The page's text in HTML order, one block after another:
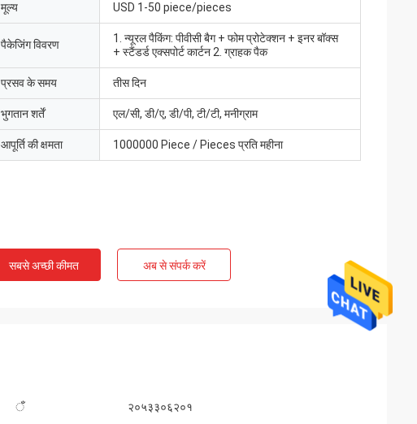
मूल्य USD 1-50 piece/pieces
पैकेजिंग विवरण
1. न्यूरल पैकिंग: पीवीसी बैग + फोम प्रोटेक्शन + इनर बॉक्स
+ स्टैंडर्ड एक्सपोर्ट कार्टन 2. ग्राहक पैक
प्रसव के समय तीस दिन
भुगतान शर्तें एल/सी, डी/ए, डी/पी, टी/टी, मनीग्राम
आपूर्ति की क्षमता 1000000 Piece / Pieces प्रति महीना
सबसे अच्छी कीमत अब से संपर्क करें
ँ २०५३३०६२०१